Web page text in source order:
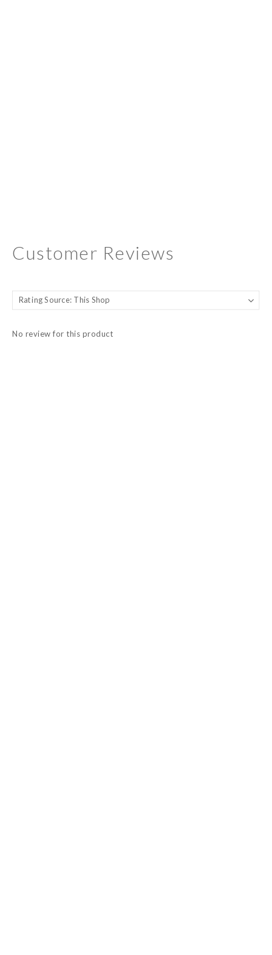
Customer Reviews
No review for this product